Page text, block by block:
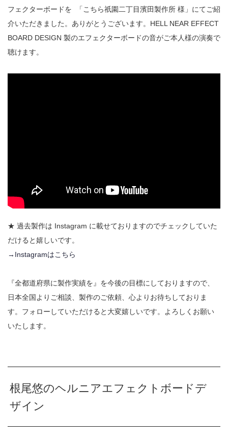
フェクターボードを
「こちら祇園二丁目濱田製作所 様」にてご紹
介いただきました。ありがとうございます。HELL NEAR EFFECT
BOARD DESIGN 製のエフェクターボードの音がご本人様の演奏で
聴けます。
★ 過去製作は Instagram に載せておりますのでチェックしていた
だけると嬉しいです。
→Instagramはこちら
『全都道府県に製作実績を』を今後の目標にしておりますので、
日本全国よりご相談、製作のご依頼、心よりお待ちしておりま
す。フォローしていただけると大変嬉しいです。よろしくお願い
いたします。
根尾悠のヘルニアエフェクトボードデ
ザイン